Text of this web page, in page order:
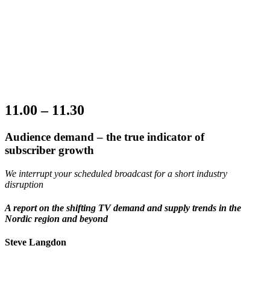
11.00 – 11.30
Audience demand – the true indicator of
subscriber growth
We interrupt your scheduled broadcast for a short industry
disruption
A report on the shifting TV demand and supply trends in the
Nordic region and beyond
Steve Langdon